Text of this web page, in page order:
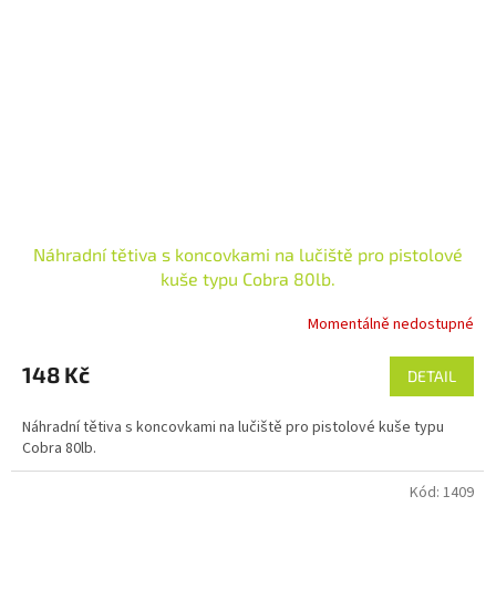
Náhradní tětiva s koncovkami na lučiště pro pistolové
kuše typu Cobra 80lb.
Momentálně nedostupné
148 Kč DETAIL
Náhradní tětiva s koncovkami na lučiště pro pistolové kuše typu
Cobra 80lb.
Kód: 1409